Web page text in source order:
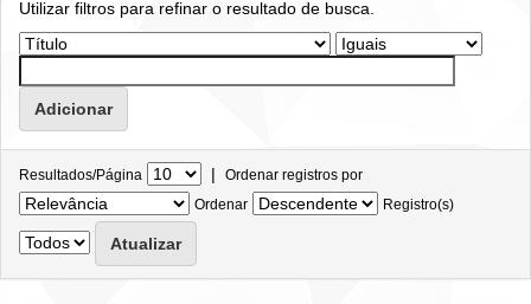
Utilizar filtros para refinar o resultado de busca.
Resultados/Página | Ordenar registros por
Ordenar
Registro(s)